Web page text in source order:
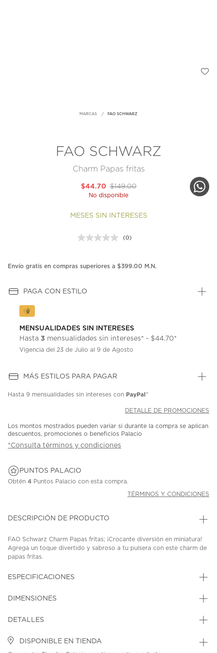
MARCAS FAO SCHWARZ
FAO SCHWARZ
Charm Papas fritas
$149.00
$44.70
No disponible
MESES SIN INTERESES
Sin
en
(0)
Envío gratis en compras superiores a $399.00 M.N.
PAGA CON ESTILO
MENSUALIDADES SIN INTERESES
Hasta 3 mensualidades sin intereses* - $44.70*
Vigencia del 23 de Julio al 9 de Agosto
MÁS ESTILOS PARA PAGAR
Hasta 9 mensualidades sin intereses con PayPal*
DETALLE DE PROMOCIONES
Los montos mostrados pueden variar si durante la compra se aplican
descuentos, promociones o beneficios Palacio
*Consulta términos y condiciones
PUNTOS PALACIO
Obtén 4 Puntos Palacio con esta compra.
TÉRMINOS Y CONDICIONES
DESCRIPCIÓN DE PRODUCTO
FAO Schwarz Charm Papas fritas; ¡Crocante diversión en miniatura!
Agrega un toque divertido y sabroso a tu pulsera con este charm de
papas fritas.
ESPECIFICACIONES
DIMENSIONES
DETALLES
DISPONIBLE EN TIENDA